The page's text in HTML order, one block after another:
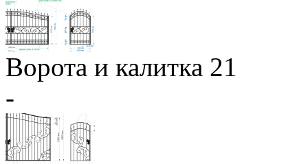
Ворота и калитка 21
-